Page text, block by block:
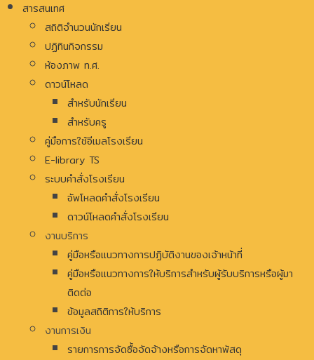
สารสนเทศ
สถิติจำนวนนักเรียน
ปฏิทินกิจกรรม
ห้องภาพ ท.ศ.
ดาวน์โหลด
สำหรับนักเรียน
สำหรับครู
คู่มือการใช้อีเมลโรงเรียน
E-library TS
ระบบคำสั่งโรงเรียน
อัพโหลดคำสั่งโรงเรียน
ดาวน์โหลดคำสั่งโรงเรียน
งานบริการ
คู่มือหรือแนวทางการปฏิบัติงานของเจ้าหน้าที่
คู่มือหรือแนวทางการให้บริการสำหรับผู้รับบริการหรือผู้มา
ติดต่อ
ข้อมูลสถิติการให้บริการ
งานการเงิน
รายการการจัดซื้อจัดจ้างหรือการจัดหาพัสดุ